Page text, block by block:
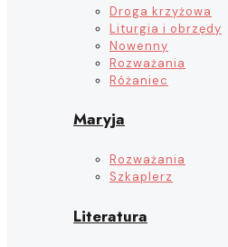
Droga krzyżowa
Liturgia i obrzędy
Nowenny
Rozważania
Różaniec
Maryja
Rozważania
Szkaplerz
Literatura